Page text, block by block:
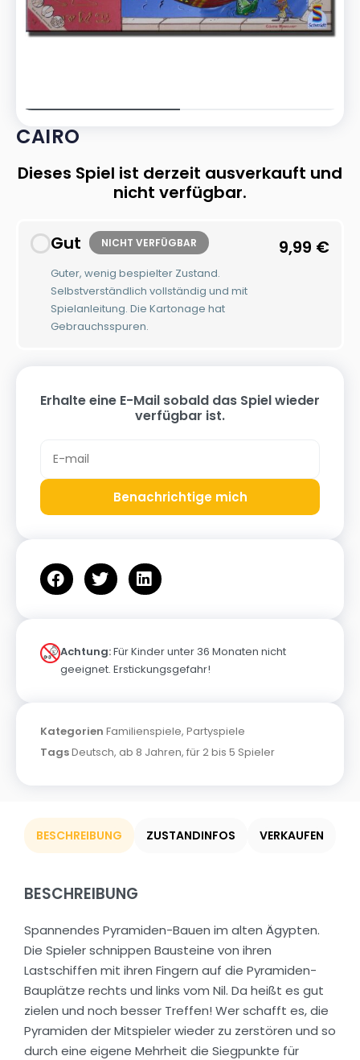
CAIRO
Dieses Spiel ist derzeit ausverkauft und
nicht verfügbar.
Gut NICHT VERFÜGBAR
Guter, wenig bespielter Zustand.
Selbstverständlich vollständig und mit
Spielanleitung. Die Kartonage hat
Gebrauchsspuren.
9,99 €
Erhalte eine E-Mail sobald das Spiel wieder
verfügbar ist.
Benachrichtige mich
Achtung:Für Kinder unter 36 Monaten nicht
geeignet. Erstickungsgefahr!
Kategorien Familienspiele, Partyspiele
TagsDeutsch, ab 8 Jahren, für 2 bis 5 Spieler
BESCHREIBUNG ZUSTANDINFOS VERKAUFEN
BESCHREIBUNG
Spannendes Pyramiden-Bauen im alten Ägypten.
Die Spieler schnippen Bausteine von ihren
Lastschiffen mit ihren Fingern auf die Pyramiden-
Bauplätze rechts und links vom Nil. Da heißt es gut
zielen und noch besser Treffen! Wer schafft es, die
Pyramiden der Mitspieler wieder zu zerstören und so
durch eine eigene Mehrheit die Siegpunkte für